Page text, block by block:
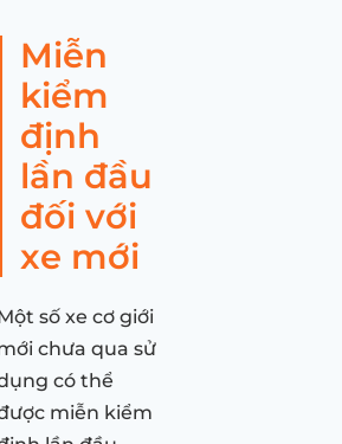
Miễn
kiểm
định
lần đầu
đối với
xe mới
số xe cơ giới
chưa qua sử
có thể
miễn kiểm